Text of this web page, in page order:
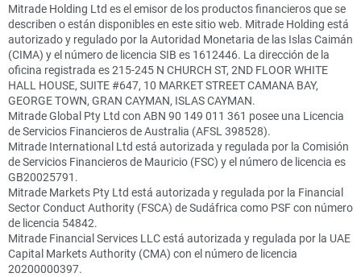
Mitrade Holding Ltd es el emisor de los productos financieros que se
describen o están disponibles en este sitio web. Mitrade Holding está
autorizado y regulado por la Autoridad Monetaria de las Islas Caimán
(CIMA) y el número de licencia SIB es 1612446. La dirección de la
oficina registrada es 215-245 N CHURCH ST, 2ND FLOOR WHITE
HALL HOUSE, SUITE #647, 10 MARKET STREET CAMANA BAY,
GEORGE TOWN, GRAN CAYMAN, ISLAS CAYMAN.
Mitrade Global Pty Ltd con ABN 90 149 011 361 posee una Licencia
de Servicios Financieros de Australia (AFSL 398528).
Mitrade International Ltd está autorizada y regulada por la Comisión
de Servicios Financieros de Mauricio (FSC) y el número de licencia es
GB20025791.
Mitrade Markets Pty Ltd está autorizada y regulada por la Financial
Sector Conduct Authority (FSCA) de Sudáfrica como PSF con número
de licencia 54842.
Mitrade Financial Services LLC está autorizada y regulada por la UAE
Capital Markets Authority (CMA) con el número de licencia
20200000397.